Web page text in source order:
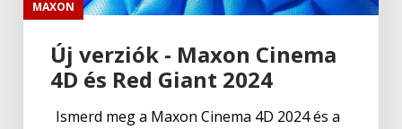
MAXON
Új verziók - Maxon Cinema
4D és Red Giant 2024
Ismerd meg a Maxon Cinema 4D 2024 és a